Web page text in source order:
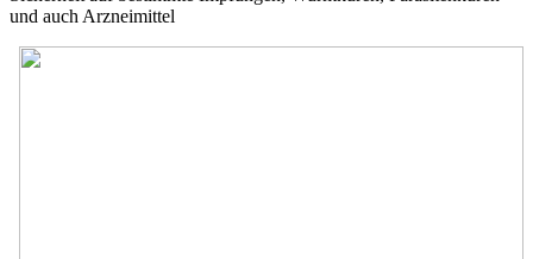
und auch Arzneimittel